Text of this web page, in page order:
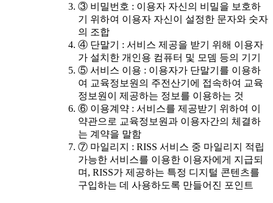
③ 비밀번호 : 이용자 자신의 비밀을 보호하
기 위하여 이용자 자신이 설정한 문자와 숫자
의 조합
④ 단말기 : 서비스 제공을 받기 위해 이용자
가 설치한 개인용 컴퓨터 및 모뎀 등의 기기
⑤ 서비스 이용 : 이용자가 단말기를 이용하
여 교육정보원의 주전산기에 접속하여 교육
정보원이 제공하는 정보를 이용하는 것
⑥ 이용계약 : 서비스를 제공받기 위하여 이
약관으로 교육정보원과 이용자간의 체결하
는 계약을 말함
⑦ 마일리지 : RISS 서비스 중 마일리지 적립
가능한 서비스를 이용한 이용자에게 지급되
며, RISS가 제공하는 특정 디지털 콘텐츠를
구입하는 데 사용하도록 만들어진 포인트